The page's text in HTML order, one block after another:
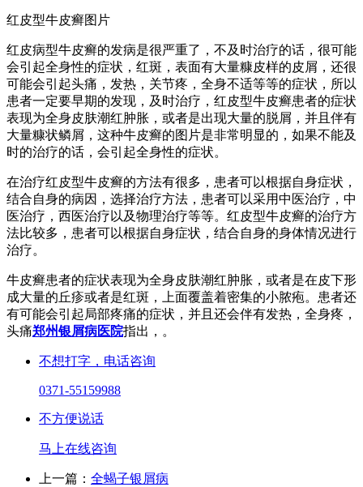
红皮型牛皮癣图片
红皮病型牛皮癣的发病是很严重了，不及时治疗的话，很可能
会引起全身性的症状，红斑，表面有大量糠皮样的皮屑，还很
可能会引起头痛，发热，关节疼，全身不适等等的症状，所以
患者一定要早期的发现，及时治疗，红皮型牛皮癣患者的症状
表现为全身皮肤潮红肿胀，或者是出现大量的脱屑，并且伴有
大量糠状鳞屑，这种牛皮癣的图片是非常明显的，如果不能及
时的治疗的话，会引起全身性的症状。
在治疗红皮型牛皮癣的方法有很多，患者可以根据自身症状，
结合自身的病因，选择治疗方法，患者可以采用中医治疗，中
医治疗，西医治疗以及物理治疗等等。红皮型牛皮癣的治疗方
法比较多，患者可以根据自身症状，结合自身的身体情况进行
治疗。
牛皮癣患者的症状表现为全身皮肤潮红肿胀，或者是在皮下形
成大量的丘疹或者是红斑，上面覆盖着密集的小脓疱。患者还
有可能会引起局部疼痛的症状，并且还会伴有发热，全身疼，
头痛郑州银屑病医院指出，。
不想打字，电话咨询
0371-55159988
不方便说话
马上在线咨询
上一篇： 全蝎子银屑病